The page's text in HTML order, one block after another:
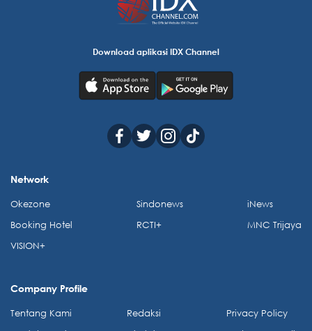
Download aplikasi IDX Channel
Network
Okezone
Booking Hotel
VISION+
Sindonews
RCTI+
iNews
MNC Trijaya
Company Profile
Tentang Kami
Redaksi
Privacy Policy